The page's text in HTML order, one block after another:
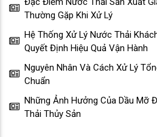
Thường Gặp Khi Xử Lý
Hệ Thống Xử Lý Nước Thải
Quyết Định Hiệu Quả Vận Hành
Nguyên Nhân Và Cách Xử Lý
Chuẩn
Những Ảnh Hưởng Của Dầu Mỡ
Thải Thủy Sản